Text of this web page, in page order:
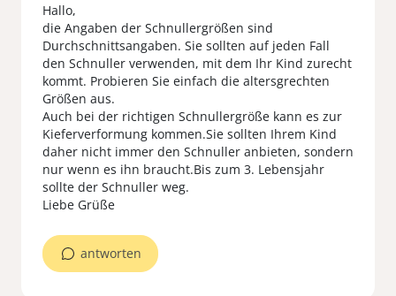
Hallo,
die Angaben der Schnullergrößen sind
Durchschnittsangaben. Sie sollten auf jeden Fall
den Schnuller verwenden, mit dem Ihr Kind zurecht
kommt. Probieren Sie einfach die altersgrechten
Größen aus.
Auch bei der richtigen Schnullergröße kann es zur
Kieferverformung kommen.Sie sollten Ihrem Kind
daher nicht immer den Schnuller anbieten, sondern
nur wenn es ihn braucht.Bis zum 3. Lebensjahr
sollte der Schnuller weg.
Liebe Grüße
antworten